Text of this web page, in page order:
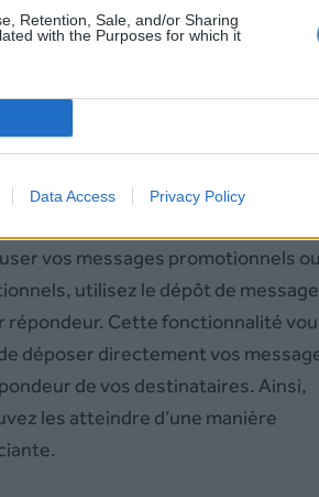
Retention, Sale, and/or Sharing
with the Purposes for which it
Data Access Privacy Policy
de message vocal
vos messages promotionnels ou
utilisez le dépôt de message
répondeur. Cette fonctionnalité
déposer directement vos
de vos destinataires. Ainsi,
les atteindre d’une manière